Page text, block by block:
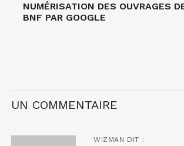
NUMÉRISATION DES OUVRAGES
BNF PAR GOOGLE
UN COMMENTAIRE
WIZMAN DIT :